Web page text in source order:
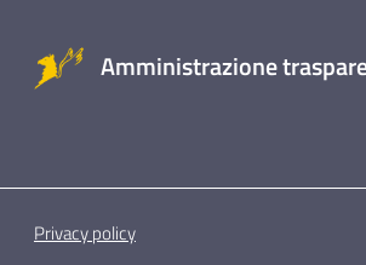
Amministrazione
Privacy policy